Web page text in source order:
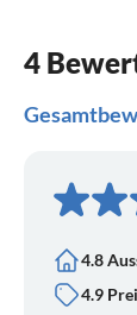
4
4.8
4.9